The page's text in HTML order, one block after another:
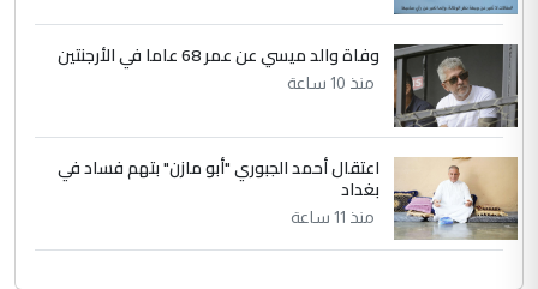
وفاة والد ميسي عن عمر 68 عاما في الأرجنتين
منذ 10 ساعة
اعتقال أحمد الجبوري "أبو مازن" بتهم فساد في
بغداد
منذ 11 ساعة